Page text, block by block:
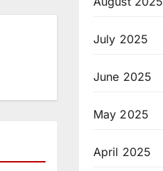
July 2025
June 2025
May 2025
April 2025